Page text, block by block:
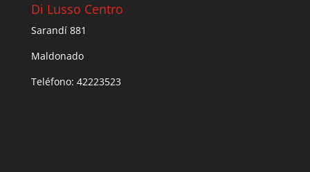
Di Lusso Centro
Sarandí 881
Maldonado
Teléfono: 42223523